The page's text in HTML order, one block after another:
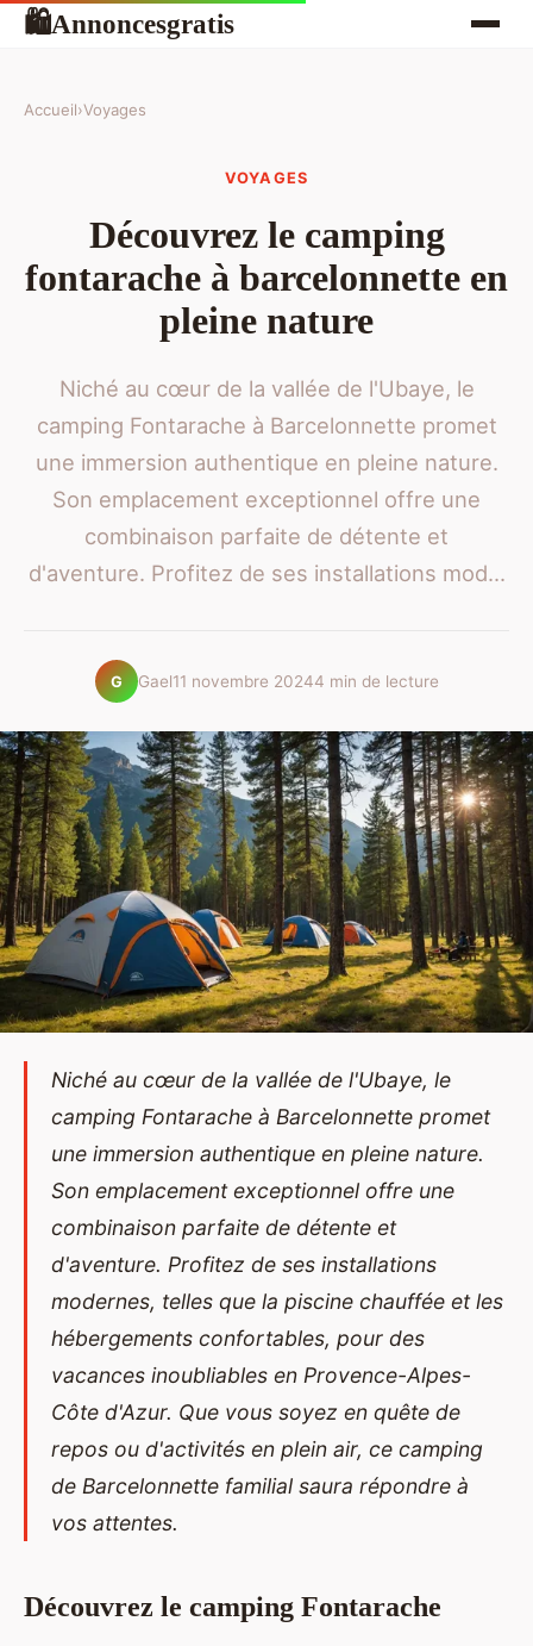
🛍Annoncesgratis
Accueil›Voyages
VOYAGES
Découvrez le camping
fontarache à barcelonnette en
pleine nature
Niché au cœur de la vallée de l'Ubaye, le
camping Fontarache à Barcelonnette promet
une immersion authentique en pleine nature.
Son emplacement exceptionnel offre une
combinaison parfaite de détente et
d'aventure. Profitez de ses installations mod...
G Gael11 novembre 20244 min de lecture
Niché au cœur de la vallée de l'Ubaye, le
camping Fontarache à Barcelonnette promet
une immersion authentique en pleine nature.
Son emplacement exceptionnel offre une
combinaison parfaite de détente et
d'aventure. Profitez de ses installations
modernes, telles que la piscine chauffée et les
hébergements confortables, pour des
vacances inoubliables en Provence-Alpes-
Côte d'Azur. Que vous soyez en quête de
repos ou d'activités en plein air, ce camping
de Barcelonnette familial saura répondre à
vos attentes.
Découvrez le camping Fontarache